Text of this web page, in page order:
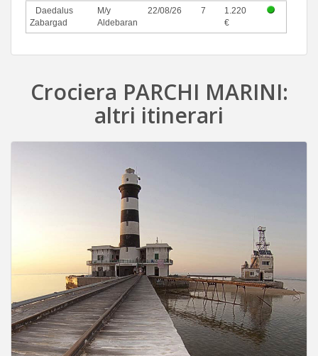
Daedalus
Zabargad
M/y
Aldebaran
22/08/26 7
1.220
€
Crociera PARCHI MARINI:
altri itinerari